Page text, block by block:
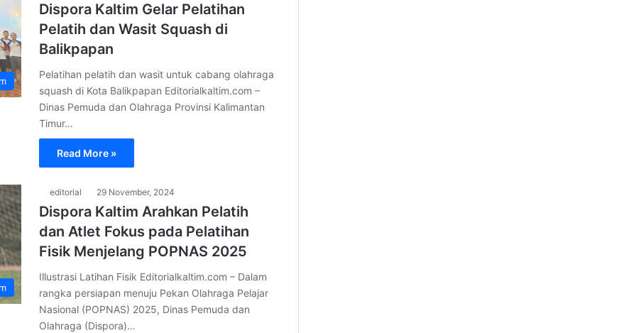
Dispora Kaltim Gelar Pelatihan
Pelatih dan Wasit Squash di
Balikpapan
Pelatihan pelatih dan wasit untuk cabang olahraga
squash di Kota Balikpapan Editorialkaltim.com –
Dinas Pemuda dan Olahraga Provinsi Kalimantan
Timur…
Read More »
editorial 29 November, 2024
Dispora Kaltim Arahkan Pelatih
dan Atlet Fokus pada Pelatihan
Fisik Menjelang POPNAS 2025
Illustrasi Latihan Fisik Editorialkaltim.com – Dalam
rangka persiapan menuju Pekan Olahraga Pelajar
Nasional (POPNAS) 2025, Dinas Pemuda dan
Olahraga (Dispora)…